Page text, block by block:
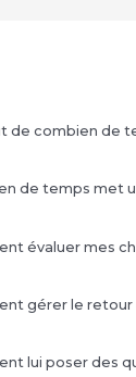
de combien de
de temps met
évaluer mes
gérer le
lui poser des